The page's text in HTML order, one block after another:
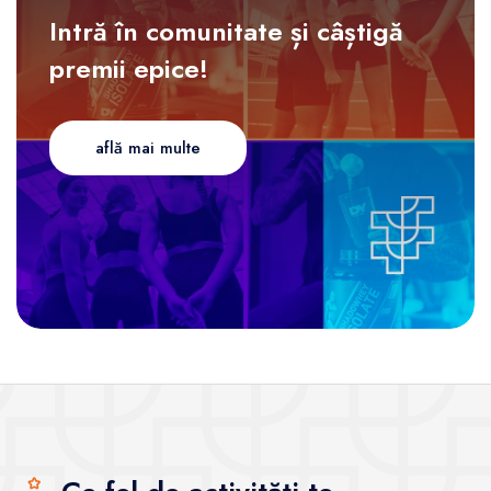
Intră în comunitate și câștigă
premii epice!
află mai multe